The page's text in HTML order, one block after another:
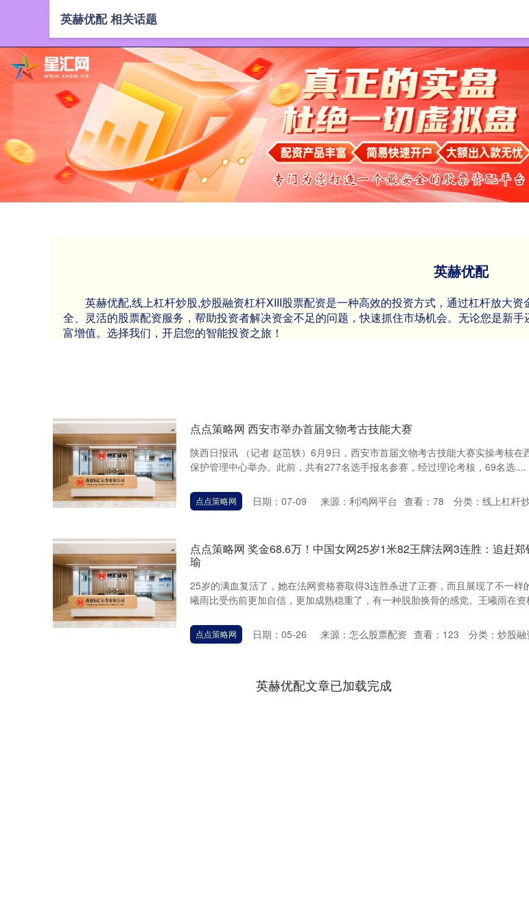
英赫优配
英赫优配,线上杠杆炒股,炒股融资杠杆XIII‌股票配资是一种高效的投资方式，通过杠杆放大
全、灵活的股票配资服务，帮助投资者解决资金不足的问题，快速抓住市场机会。无论您是新
富增值。选择我们，开启您的智能投资之旅！
英赫优配 相关话题
点点策略网 西安市举办首届文物考古技能大赛
陕西日报讯 （记者 赵茁轶）6月9日，西安市首届文物考古技能大赛实操考核在
保护管理中心举办。此前，共有277名选手报名参赛，经过理论考核，69名选....
点点策略网 日期：07-09 来源：利鸿网平台 查看： 78 分类： 线上杠杆
点点策略网 奖金68.6万！中国女网25岁1米82王牌法网3连胜：追赶郑
瑜
25岁的满血复活了，她在法网资格赛取得3连胜杀进了正赛，而且展现了不一样
曦雨比受伤前更加自信，更加成熟稳重了，有一种脱胎换骨的感觉。王曦雨在资
点点策略网 日期：05-26 来源：怎么股票配资 查看： 123 分类： 炒股
英赫优配文章已加载完成